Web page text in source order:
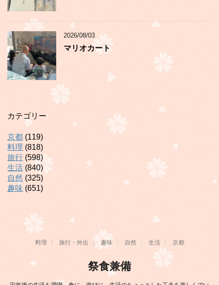
2026/08/03
マリオカート
カテゴリー
京都 (119)
料理 (818)
旅行 (598)
生活 (840)
自然 (325)
趣味 (651)
料理 旅行・外出 趣味 自然 生活 京都
祭食兼備